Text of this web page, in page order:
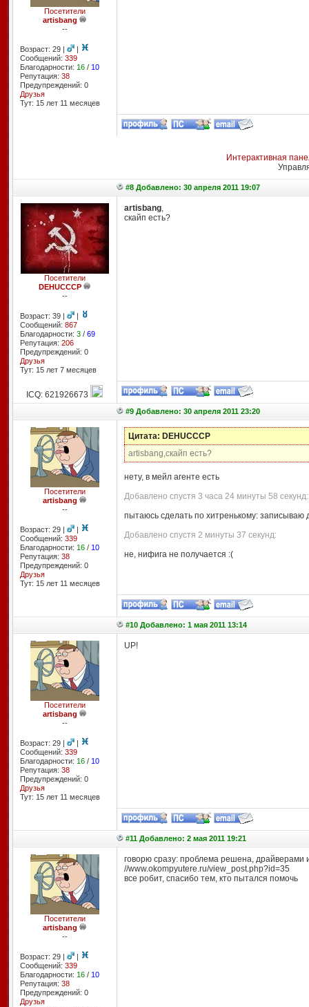
Посетители
artisbang
--
Возраст: 29 |
|
Сообщений: 339
Благодарности: 16/ 10
Репутация: 38
Предупреждений: 0
Друзья
Тут: 15 лет 11 месяцев
Интерактивная
#8 Добавлено: 30 апреля 2011 19:07
Посетители
DEHUCCCP
--
Возраст: 39 |
|
Сообщений: 867
Благодарности: 3/ 69
Репутация: 206
Предупреждений: 0
Друзья
Тут: 15 лет 7 месяцев
artisbang,
скайп есть?
ICQ: 621926673
#9 Добавлено: 30 апреля 2011 23:20
Посетители
artisbang
--
Возраст: 29 |
|
Сообщений: 339
Благодарности: 16/ 10
Репутация: 38
Предупреждений: 0
Друзья
Тут: 15 лет 11 месяцев
Цитата: DEHUCCCP
artisbang,скайп есть?
нету, в мейл агенте есть
Добавлено спустя 3 часа 24 минуты 58 секунд:
пытаюсь сделать по хитренькому: записываю
Добавлено спустя 2 минуты 37 секунд:
не, нифига не получается :(
#10 Добавлено: 1 мая 2011 13:14
Посетители
artisbang
--
Возраст: 29 |
|
Сообщений: 339
Благодарности: 16/ 10
Репутация: 38
Предупреждений: 0
Друзья
Тут: 15 лет 11 месяцев
UP!
#11 Добавлено: 2 мая 2011 19:21
Посетители
artisbang
--
Возраст: 29 |
|
Сообщений: 339
Благодарности: 16/ 10
Репутация: 38
Предупреждений: 0
Друзья
говорю сразу: проблема решена, драйверами
//www.okompyutere.ru/view_post.php?id=35
все робит, спасибо тем, кто пытался помочь